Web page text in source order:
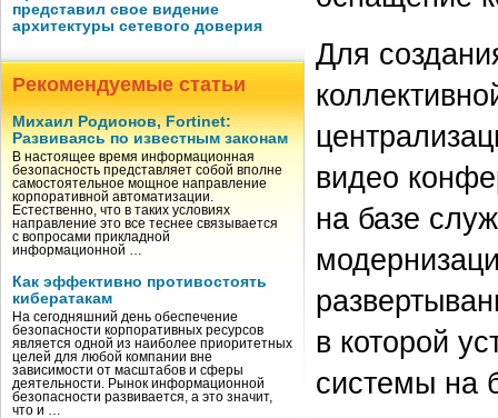
представил свое видение
архитектуры сетевого доверия
Рекомендуемые статьи
Михаил Родионов, Fortinet:
Развиваясь по известным законам
В настоящее время информационная
безопасность представляет собой вполне
самостоятельное мощное направление
корпоративной автоматизации.
Естественно, что в таких условиях
направление это все теснее связывается
с вопросами прикладной
информационной …
Как эффективно противостоять
кибератакам
На сегодняшний день обеспечение
безопасности корпоративных ресурсов
является одной из наиболее приоритетных
целей для любой компании вне
зависимости от масштабов и сферы
деятельности. Рынок информационной
безопасности развивается, а это значит,
что и …
Для
видео
на базе
в которой
системы на